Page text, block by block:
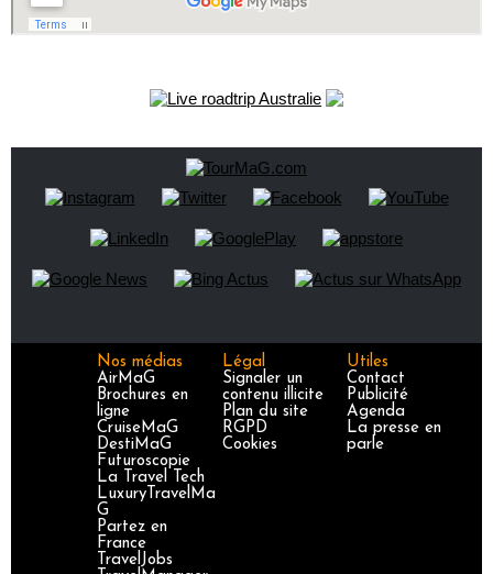
Nos médias
AirMaG
Brochures en
ligne
CruiseMaG
DestiMaG
Futuroscopie
La Travel Tech
LuxuryTravelMa
G
Partez en
France
TravelJobs
Légal
Signaler un
contenu illicite
Plan du site
RGPD
Cookies
Utiles
Contact
Publicité
Agenda
La presse en
parle